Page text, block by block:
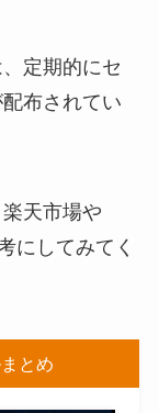
定期的にセ
布されてい
天市場や
にしてみてく
とめ